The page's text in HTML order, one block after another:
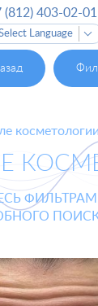
Language
(812) 403-02-01
косметологии